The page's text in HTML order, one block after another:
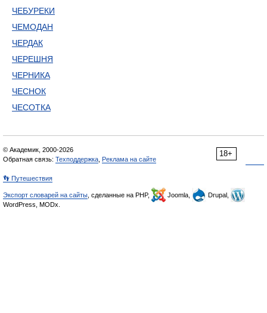
ЧЕБУРЕКИ
ЧЕМОДАН
ЧЕРДАК
ЧЕРЕШНЯ
ЧЕРНИКА
ЧЕСНОК
ЧЕСОТКА
18+
© Академик, 2000-2026
Обратная связь: Техподдержка Реклама на сайте
👣 Путешествия
Экспорт словарей на сайты , сделанные на PHP, Joomla,
Drupal,
WordPress, MODx.